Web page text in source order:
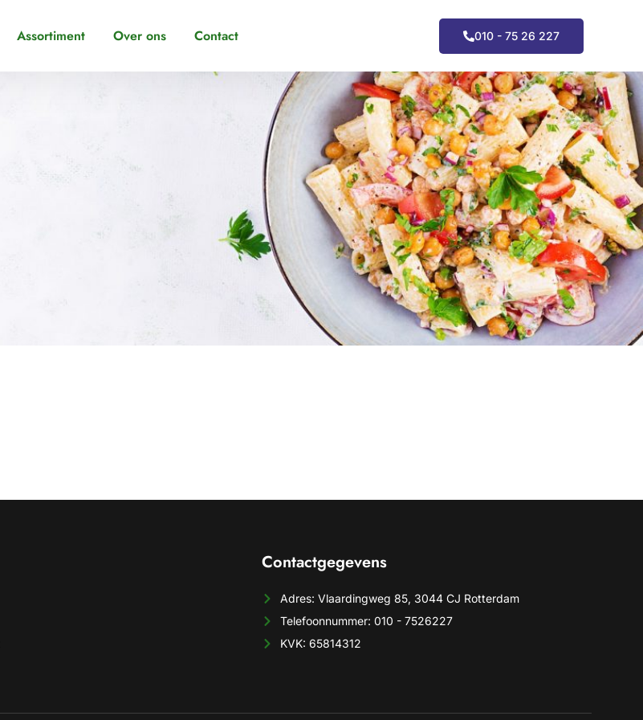
Assortiment Over ons Contact 010 - 75 26 227
Contactgegevens
Adres: Vlaardingweg 85, 3044 CJ Rotterdam
Telefoonnummer: 010 - 7526227
KVK: 65814312